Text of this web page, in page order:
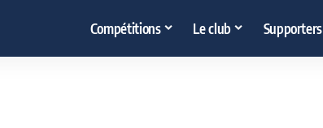
Compétitions Le club Supporters